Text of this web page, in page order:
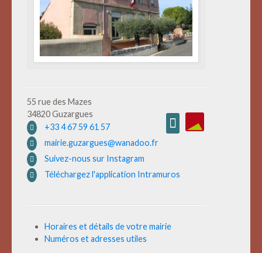
55 rue des Mazes
34820 Guzargues
+33 4 67 59 61 57
mairie.guzargues@wanadoo.fr
Suivez-nous sur Instagram
Téléchargez l'application Intramuros
Horaires et détails de votre mairie
Numéros et adresses utiles